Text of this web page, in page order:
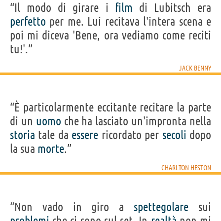
“Il modo di girare i film di Lubitsch era
perfetto per me. Lui recitava l'intera scena e
poi mi diceva 'Bene, ora vediamo come reciti
tu!'.”
JACK BENNY
“È particolarmente eccitante recitare la parte
di un uomo che ha lasciato un'impronta nella
storia tale da essere ricordato per secoli dopo
la sua morte.”
CHARLTON HESTON
“Non vado in giro a spettegolare sui